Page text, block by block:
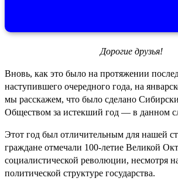
Дорогие друзья!
Вновь, как это было на протяжении
наступившего очередного года, на
мы расскажем, что было сделано
Обществом за истекший год — в данном
Этот год был отличительным для нашей
граждане отмечали 100-летие Великой
социалистической революции, несмотря
политической структуре государства.